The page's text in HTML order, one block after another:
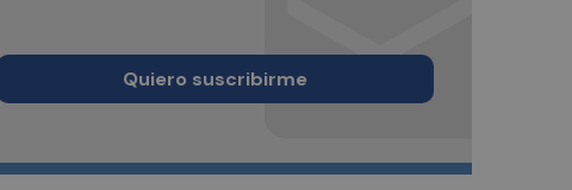
Quiero suscribirme